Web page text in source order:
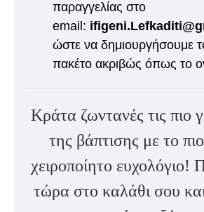
παραγγελίας στο
email:
ώστε να δημιουργήσουμε
πακέτο ακριβώς όπως το
Κράτα ζωντανές τις πιο
της βάπτισης με το
χειροποίητο ευχολόγιο!
τώρα στο καλάθι σου